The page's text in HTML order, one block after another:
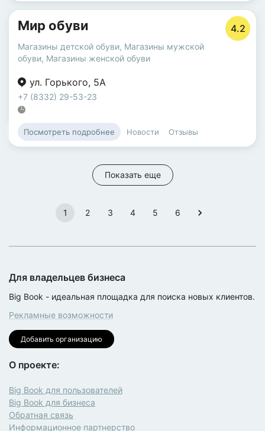
Мир обуви 4.2
Магазины детской обуви, Магазины мужской
обуви, Магазины женской обуви
ул. Горького, 5А
+7 (8332) 29-53-23
Посмотреть подробнее Новости Отзывы
Показать еще
1 2 3 4 5 6
Для владельцев бизнеса
Big Book - идеальная площадка для поиска новых клиентов.
Рекламные возможности
Добавить организацию
О проекте:
Big Book для пользователей
Big Book для бизнеса
Обратная связь
Информационное партнерство